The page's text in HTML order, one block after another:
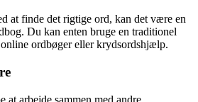
at finde det rigtige ord, kan det være en
Du kan enten bruge en traditionel
ordbøger eller krydsordshjælp.
arbejde sammen med andre